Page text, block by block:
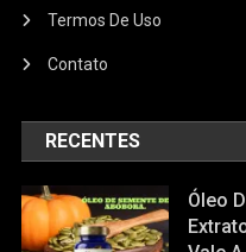
Termos De Uso
Contato
RECENTES
Óleo